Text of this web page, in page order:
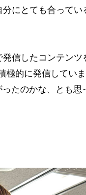
にとても合って
信したコンテン
的に発信してい
たのかな、とも思